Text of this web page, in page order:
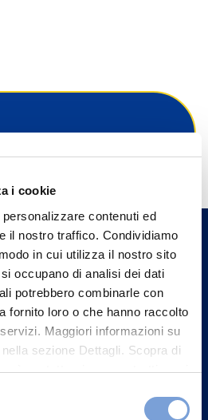
i cookie
contenuti ed
il nostro traffico. Condividiamo
in cui utilizza il nostro sito
occupano di analisi dei dati
potrebbero combinarle con
fornito loro o che hanno raccolto
Maggiori informazioni su
sezione Dettagli. Scopra di
contattarci e come trattiamo i
sito nella sezione "Informativa
vicina a te e parla con